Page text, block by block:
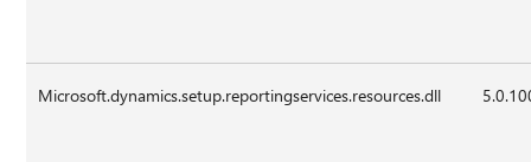
Microsoft.dynamics.setup.reportingservices.resources.dll